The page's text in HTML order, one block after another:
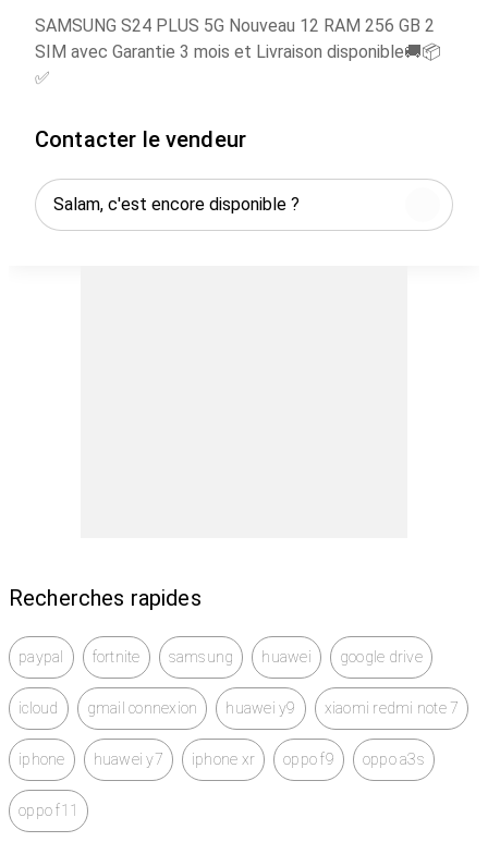
SAMSUNG S24 PLUS 5G Nouveau 12 RAM 256 GB 2
SIM avec Garantie 3 mois et Livraison disponible🚚📦
✅
Contacter le vendeur
Recherches rapides
paypal fortnite samsung huawei google drive
icloud gmail connexion huawei y9 xiaomi redmi note 7
iphone huawei y7 iphone xr oppo f9 oppo a3s
oppo f11